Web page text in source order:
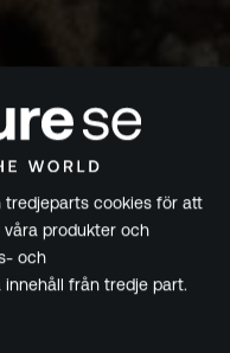
tredjeparts cookies för att
våra produkter och
och
från tredje part.